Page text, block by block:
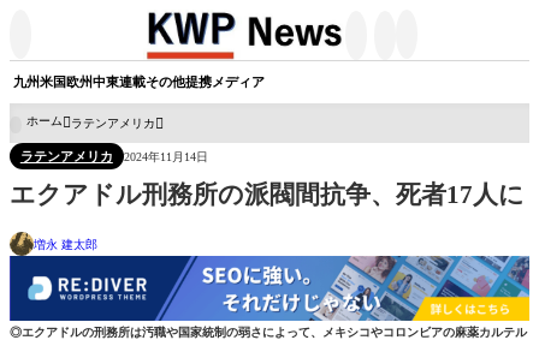
九州米国欧州中東連載その他提携メディア
ホーム ラテンアメリカ
ラテンアメリカ 2024年11月14日
エクアドル刑務所の派閥間抗争、死者17人に
増永 建太郎
◎エクアドルの刑務所は汚職や国家統制の弱さによって、メキシコやコロンビアの麻薬カルテル